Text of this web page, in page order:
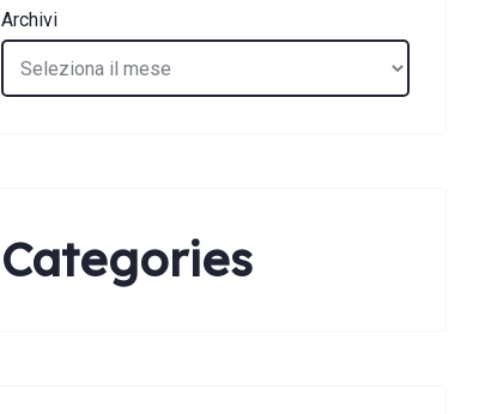
Archivi
Categories